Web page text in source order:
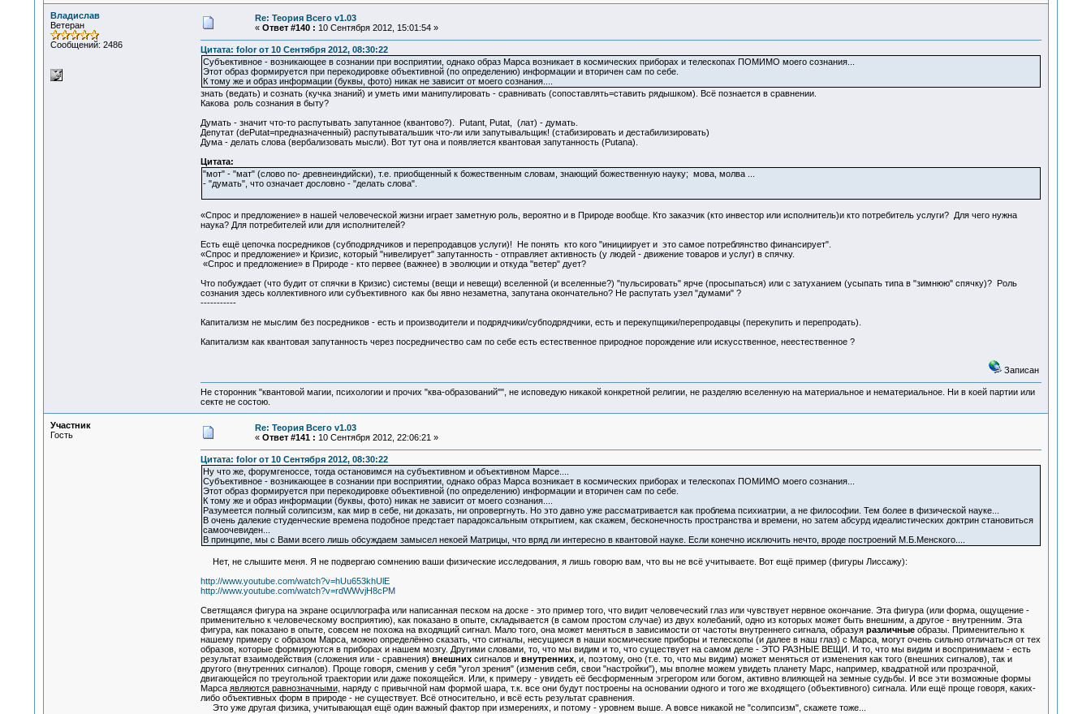
Владислав
Ветеран
Сообщений: 2486
Re: Теория Всего v1.03
« Ответ #140 : 10 Сентября 2012, 15:01:54 »
Цитата: folor от 10 Сентября 2012, 08:30:22
Субъективное - возникающее в сознании при восприятии, однако образ Марса возникает в космических приборах и телескопах ПОМИМО моего сознания...
Этот образ формируется при перекодировке объективной (по определению) информации и вторичен сам по себе.
К тому же и образ информации (буквы, фото) никак не зависит от моего сознания....
знать (ведать) и сознать (кучка знаний) и уметь ими манипулировать - сравнивать (сопоставлять=ставить рядышком). Всё познается в сравнении.
Какова роль сознания в быту?
Думать - значит что-то распутывать запутанное (квантово?). Putant, Putat, (лат) - думать.
Депутат (dePutat=предназначенный) распутыватальшик что-ли или запутывальщик! (стабизировать и дестабилизировать)
Дума - делать слова (вербализовать мысли). Вот тут она и появляется квантовая запутанность (Putanа).
Цитата:
"мот" - "мат" (слово по- древнеиндийски), т.е. приобщенный к божественным словам, знающий божественную науку; мова, молва ...
- "думать", что означает дословно - "делать слова".
«Спрос и предложение» в нашей человеческой жизни играет заметную роль, вероятно и в Природе вообще. Кто заказчик (кто инвестор или исполнитель)и кто потребитель услуги? Для чего нужна
наука? Для потребителей или для исполнителей?
Есть ещё цепочка посредников (субподрядчиков и перепродавцов услуги)! Не понять кто кого "инициирует и это самое потреблянство финансирует".
«Спрос и предложение» и Кризис, который "нивелирует" запутанность - отправляет активность (у людей - движение товаров и услуг) в спячку.
«Спрос и предложение» в Природе - кто первее (важнее) в эволюции и откуда "ветер" дует?
Что побуждает (что будит от спячки в Кризис) системы (вещи и невещи) вселенной (и вселенные?) "пульсировать" ярче (просыпаться) или с затуханием (усыпать типа в "зимнюю" спячку)? Роль
сознания здесь коллективного или субъективного как бы явно незаметна, запутана окончательно? Не распутать узел "думами" ?
-----------
Капитализм не мыслим без посредников - есть и производители и подрядчики/субподрядчики, есть и перекупщики/перепродавцы (перекупить и перепродать).
Капитализм как квантовая запутанность через посредничество сам по себе есть естественное природное порождение или искусственное, неестественное ?
Записан
Не сторонник "квантовой магии, психологии и прочих "ква-образований"", не исповедую никакой конкретной религии, не разделяю вселенную на материальное и нематериальное. Ни в коей партии или
секте не состою.
Участник
Гость
Re: Теория Всего v1.03
« Ответ #141 : 10 Сентября 2012, 22:06:21 »
Цитата: folor от 10 Сентября 2012, 08:30:22
Ну что же, форумгеноссе, тогда остановимся на субъективном и объективном Марсе....
Субъективное - возникающее в сознании при восприятии, однако образ Марса возникает в космических приборах и телескопах ПОМИМО моего сознания...
Этот образ формируется при перекодировке объективной (по определению) информации и вторичен сам по себе.
К тому же и образ информации (буквы, фото) никак не зависит от моего сознания....
Разумеется полный солипсизм, как мир в себе, ни доказать, ни опровергнуть. Но это давно уже рассматривается как проблема психиатрии, а не философии. Тем более в физической науке...
В очень далекие студенческие времена подобное предстает парадоксальным открытием, как скажем, бесконечность пространства и времени, но затем абсурд идеалистических доктрин становиться
самоочевиден...
В принципе, мы с Вами всего лишь обсуждаем замысел некоей Матрицы, что вряд ли интересно в квантовой науке. Если конечно исключить нечто, вроде построений М.Б.Менского....
Нет, не слышите меня. Я не подвергаю сомнению ваши физические исследования, я лишь говорю вам, что вы не всё учитываете. Вот ещё пример (фигуры Лиссажу):
http://www.youtube.com/watch?v=hUu653khUlE
http://www.youtube.com/watch?v=rdWWvjH8cPM
Светящаяся фигура на экране осциллографа или написанная песком на доске - это пример того, что видит человеческий глаз или чувствует нервное окончание. Эта фигура (или форма, ощущение -
применительно к человеческому восприятию), как показано в опыте, складывается (в самом простом случае) из двух колебаний, одно из которых может быть внешним, а другое - внутренним. Эта
фигура, как показано в опыте, совсем не похожа на входящий сигнал. Мало того, она может меняться в зависимости от частоты внутреннего сигнала, образуя различныеобразы. Применительно к
нашему примеру с образом Марса, можно определённо сказать, что сигналы, несущиеся в наши космические приборы и телескопы (и далее в наш глаз) с Марса, могут очень сильно отличаться от тех
образов, которые формируются в приборах и нашем мозгу. Другими словами, то, что мы видим и то, что существует на самом деле - ЭТО РАЗНЫЕ ВЕЩИ. И то, что мы видим и воспринимаем - есть
результат взаимодействия (сложения или - сравнения) внешнихсигналов и внутренних, и, поэтому, оно (т.е. то, что мы видим) может меняться от изменения как того (внешних сигналов), так и
другого (внутренних сигналов). Проще говоря, сменив у себя "угол зрения" (изменив себя, свои "настройки"), мы вполне можем увидеть планету Марс, например, квадратной или прозрачной,
двигающейся по треугольной траектории или даже покоящейся. Или, к примеру - увидеть её бесформенным эгрегором или богом, активно влияющей на земные судьбы. И все эти возможные формы
Марса являются равнозначными, наряду с привычной нам формой шара, т.к. все они будут построены на основании одного и того же входящего (объективного) сигнала. Или ещё проще говоря, каких-
либо объективных форм в природе - не существует. Всё относительно, и всё есть результат сравнения.
Это уже другая физика, учитывающая ещё один важный фактор при измерениях, и потому - уровнем выше. А вовсе никакой не "солипсизм", скажете тоже...